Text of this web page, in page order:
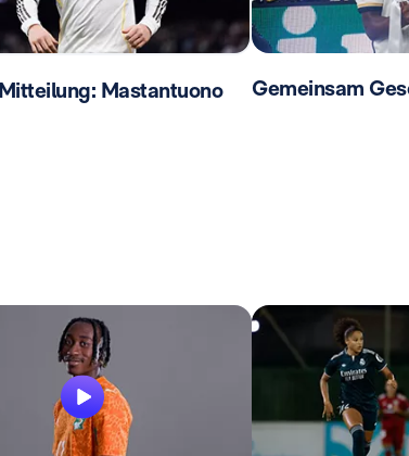
Mastantuono Gemeinsam